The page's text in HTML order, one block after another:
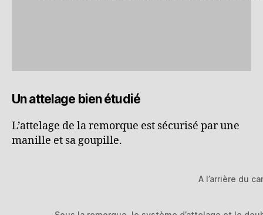
Un attelage bien étudié
L’attelage de la remorque est sécurisé par une
manille et sa goupille.
A l’arrière du